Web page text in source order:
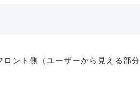
ント側（ユーザーから見える部